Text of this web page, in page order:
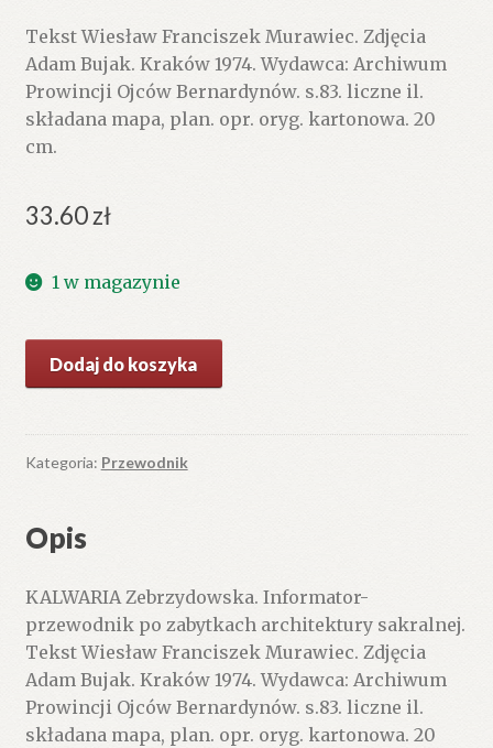
Tekst Wiesław Franciszek Murawiec. Zdjęcia
Adam Bujak. Kraków 1974. Wydawca: Archiwum
Prowincji Ojców Bernardynów. s.83. liczne il.
składana mapa, plan. opr. oryg. kartonowa. 20
cm.
33.60zł
1 w magazynie
KALWARIA
Informator-
przewodnik
architektury
Dodaj do koszyka
Kategoria: Przewodnik
Opis
KALWARIA Zebrzydowska. Informator-
przewodnik po zabytkach architektury sakralnej.
Tekst Wiesław Franciszek Murawiec. Zdjęcia
Adam Bujak. Kraków 1974. Wydawca: Archiwum
Prowincji Ojców Bernardynów. s.83. liczne il.
składana mapa, plan. opr. oryg. kartonowa. 20